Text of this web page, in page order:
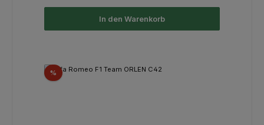
In den Warenkorb
%Rabatt